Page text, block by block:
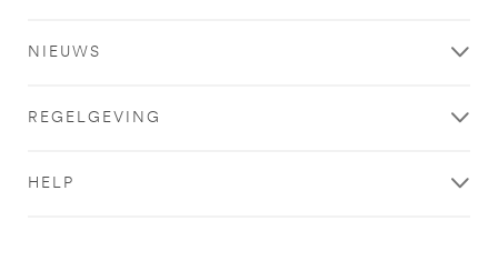
NIEUWS
REGELGEVING
HELP